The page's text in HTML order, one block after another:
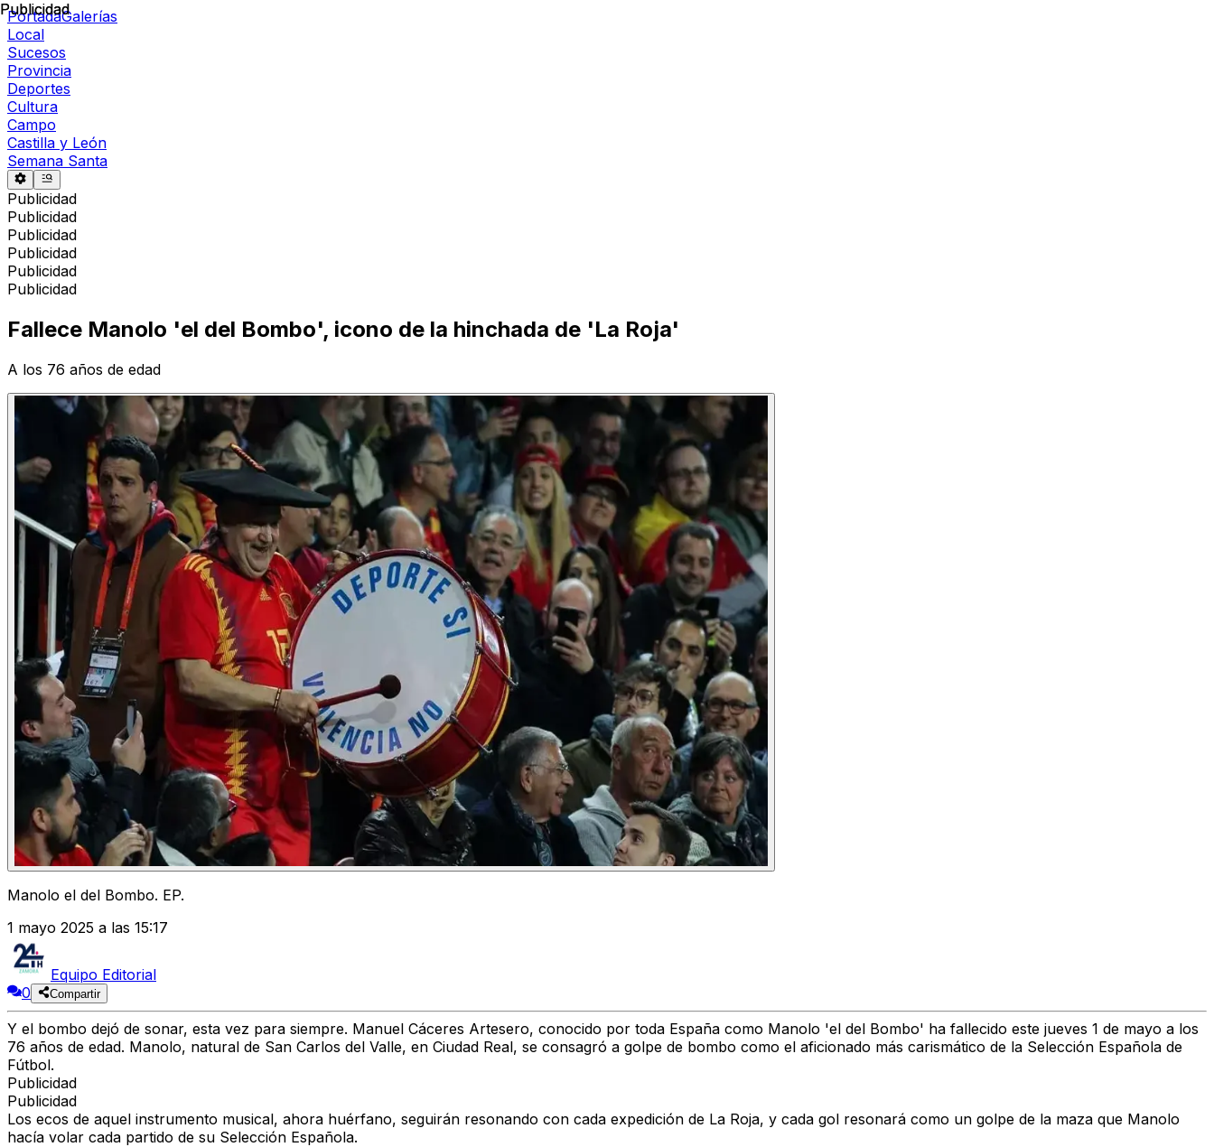
PortadaGalerías
Local
Sucesos
Provincia
Deportes
Cultura
Campo
Castilla y León
Semana Santa
Publicidad
Publicidad
Publicidad
Publicidad
Publicidad
Publicidad
Publicidad
Fallece Manolo 'el del Bombo', icono de la hinchada de 'La Roja'
A los 76 años de edad
Manolo el del Bombo. EP.
1 mayo 2025 a las 15:17
Equipo Editorial
0
Compartir
Y el bombo dejó de sonar, esta vez para siempre. Manuel Cáceres Artesero, conocido por toda España como Manolo 'el del Bombo' ha fallecido este jueves 1 de mayo a los
76 años de edad. Manolo, natural de San Carlos del Valle, en Ciudad Real, se consagró a golpe de bombo como el aficionado más carismático de la Selección Española de
Fútbol.
Publicidad
Publicidad
Los ecos de aquel instrumento musical, ahora huérfano, seguirán resonando con cada expedición de La Roja, y cada gol resonará como un golpe de la maza que Manolo
hacía volar cada partido de su Selección Española.
Publicidad